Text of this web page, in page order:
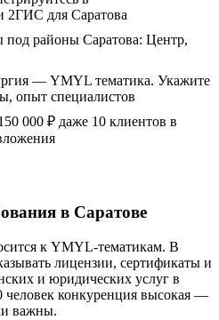
2ГИС для Саратова
под районы Саратова: Центр,
— YMYL тематика. Укажите
опыт специалистов
000 ₽ даже 10 клиентов в
в Саратове
к YMYL-тематикам. В
лицензии, сертификаты и
и юридических услуг в
человек конкуренция высокая —
важны.